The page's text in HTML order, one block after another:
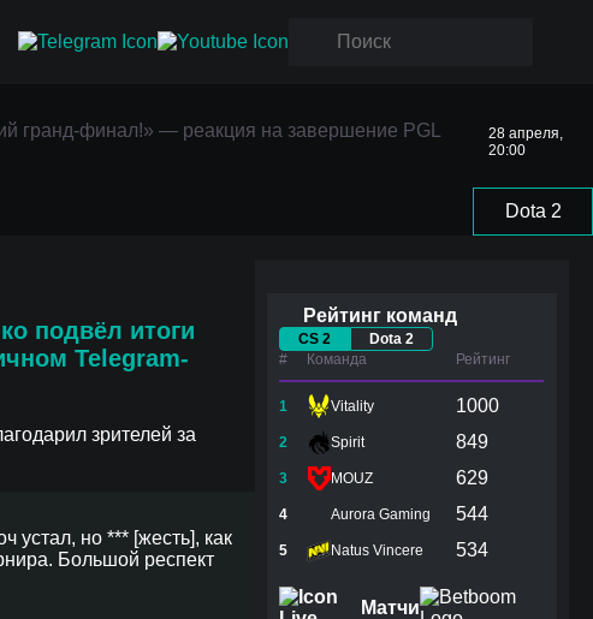
гранд-финал!» — реакция на завершение PGL
28 апреля,
20:00
Dota 2
подвёл итоги
Telegram-
зрителей за
но *** [жесть], как
Большой респект
Рейтинг команд
CS 2
Dota 2
#
Команда Рейтинг
1 Vitality 1000
2 Spirit 849
3 MOUZ 629
4 Aurora Gaming 544
5 Natus Vincere 534
Матчи